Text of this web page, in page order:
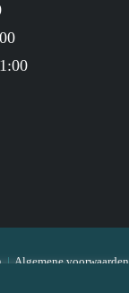
| Algemene voorwaarden